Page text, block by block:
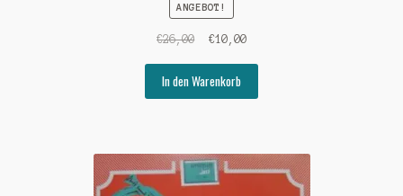
ANGEBOT!
€26,00
Ursprünglicher
war:
€26,00
€10,00Aktueller
€10,00.
In den Warenkorb